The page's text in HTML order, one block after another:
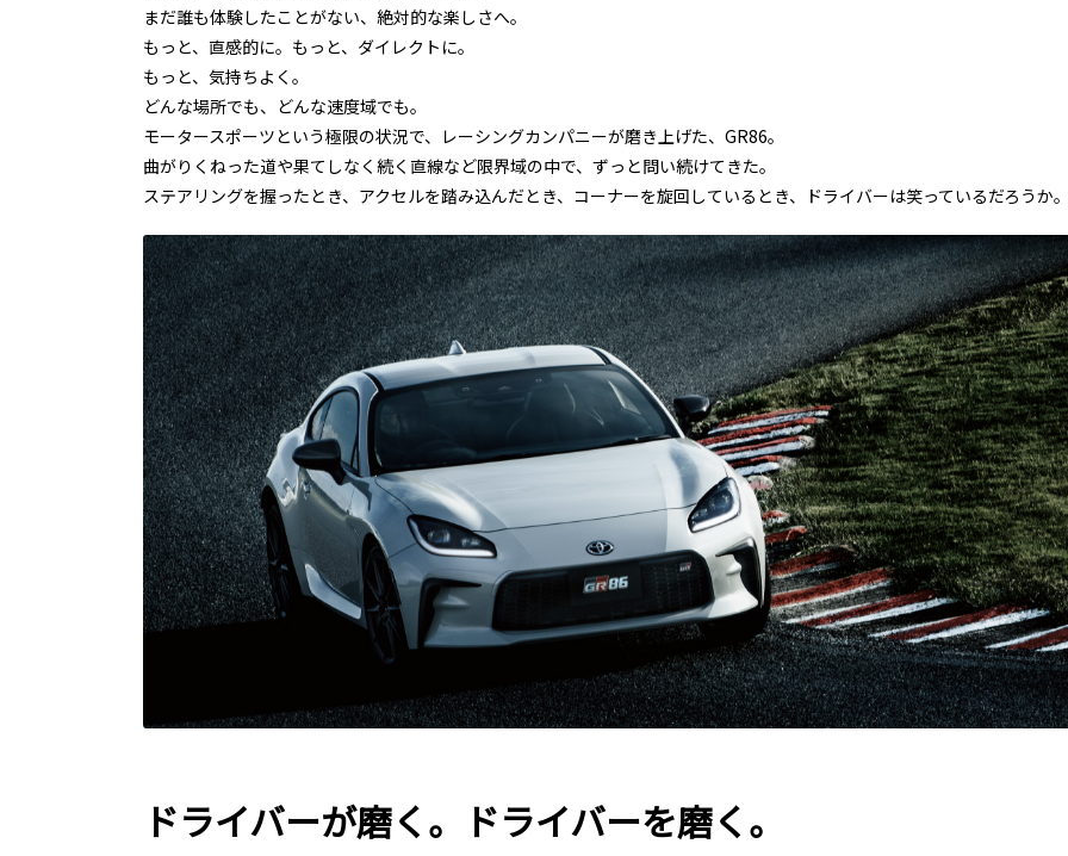
まだ誰も体験したことがない、絶対的な楽しさへ。
もっと、直感的に。もっと、ダイレクトに。
もっと、気持ちよく。
どんな場所でも、どんな速度域でも。
モータースポーツという極限の状況で、レーシングカンパニーが磨き上げた、GR86。
曲がりくねった道や果てしなく続く直線など限界域の中で、ずっと問い続けてきた。
ステアリングを握ったとき、アクセルを踏み込んだとき、コーナーを旋回しているとき、ドライバーは笑っているだろうか
ドライバーが磨く。ドライバーを磨く。